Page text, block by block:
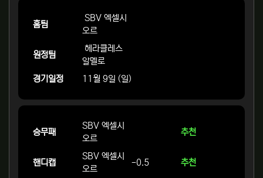
홈팀
SBV 엑셀시
오르
원정팀
헤라클레스
알멜로
경기일정
11월 9일 (일)
승무패
SBV 엑셀시
오르
추천
핸디캡
SBV 엑셀시
오르
-0.5 추천